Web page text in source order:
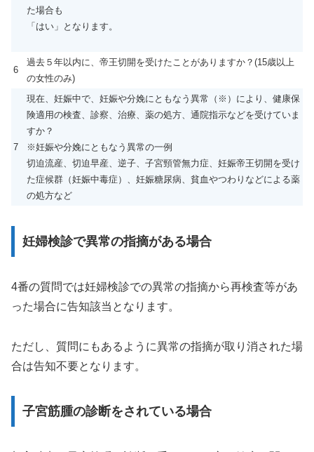
た場合も
「はい」となります。
6
過去５年以内に、帝王切開を受けたことがありますか？(15歳以上
の女性のみ)
7
現在、妊娠中で、妊娠や分娩にともなう異常（※）により、健康保
険適用の検査、診察、治療、薬の処方、通院指示などを受けていま
すか？
※妊娠や分娩にともなう異常の一例
切迫流産、切迫早産、逆子、子宮頸管無力症、妊娠帝王切開を受け
た症候群（妊娠中毒症）、妊娠糖尿病、貧血やつわりなどによる薬
の処方など
妊婦検診で異常の指摘がある場合
4番の質問では妊婦検診での異常の指摘から再検査等があ
った場合に告知該当となります。
ただし、質問にもあるように異常の指摘が取り消された場
合は告知不要となります。
子宮筋腫の診断をされている場合